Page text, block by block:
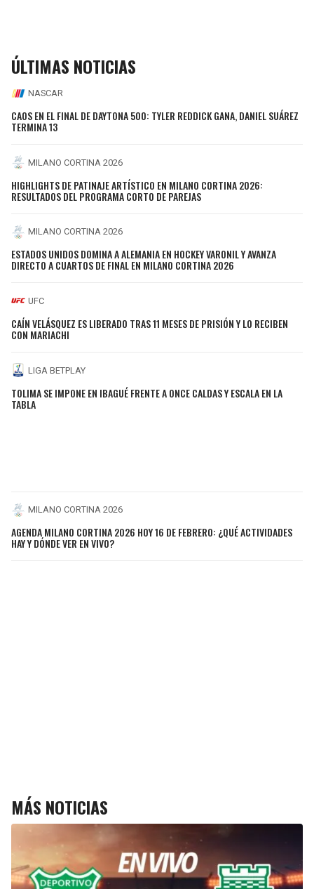
ÚLTIMAS NOTICIAS
NASCAR
CAOS EN EL FINAL DE DAYTONA 500: TYLER REDDICK GANA, DANIEL SUÁREZ
TERMINA 13
MILANO CORTINA 2026
HIGHLIGHTS DE PATINAJE ARTÍSTICO EN MILANO CORTINA 2026:
RESULTADOS DEL PROGRAMA CORTO DE PAREJAS
MILANO CORTINA 2026
ESTADOS UNIDOS DOMINA A ALEMANIA EN HOCKEY VARONIL Y AVANZA
DIRECTO A CUARTOS DE FINAL EN MILANO CORTINA 2026
UFC
CAÍN VELÁSQUEZ ES LIBERADO TRAS 11 MESES DE PRISIÓN Y LO RECIBEN
CON MARIACHI
LIGA BETPLAY
TOLIMA SE IMPONE EN IBAGUÉ FRENTE A ONCE CALDAS Y ESCALA EN LA
TABLA
MILANO CORTINA 2026
AGENDA MILANO CORTINA 2026 HOY 16 DE FEBRERO: ¿QUÉ ACTIVIDADES
HAY Y DÓNDE VER EN VIVO?
MÁS NOTICIAS